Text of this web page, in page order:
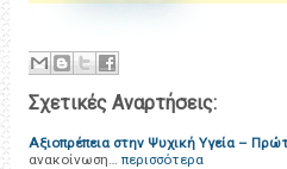
Σχετικές Αναρτήσεις:
Αξιοπρέπεια στην Ψυχική Υγεία –
ανακοίνωση… περισσότερα